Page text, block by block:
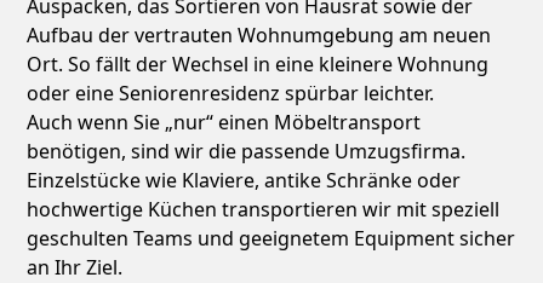
Auspacken, das Sortieren von Hausrat sowie der
Aufbau der vertrauten Wohnumgebung am neuen
Ort. So fällt der Wechsel in eine kleinere Wohnung
oder eine Seniorenresidenz spürbar leichter.
Auch wenn Sie „nur“ einen Möbeltransport
benötigen, sind wir die passende Umzugsfirma.
Einzelstücke wie Klaviere, antike Schränke oder
hochwertige Küchen transportieren wir mit speziell
geschulten Teams und geeignetem Equipment sicher
an Ihr Ziel.